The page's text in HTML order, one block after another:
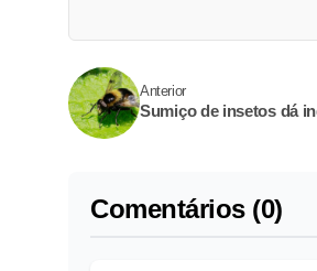
Anterior
Sumiço de insetos dá
Comentários (0)